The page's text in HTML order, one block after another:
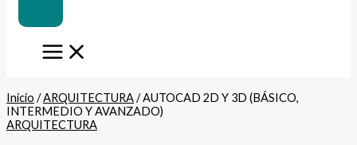
Inicio /ARQUITECTURA/ AUTOCAD 2D Y 3D (BÁSICO,
INTERMEDIO Y AVANZADO)
ARQUITECTURA